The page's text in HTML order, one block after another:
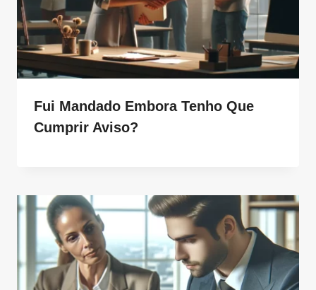
Fui Mandado Embora Tenho Que
Cumprir Aviso?